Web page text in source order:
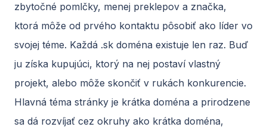
zbytočné pomlčky, menej preklepov a značka,
ktorá môže od prvého kontaktu pôsobiť ako líder vo
svojej téme. Každá .sk doména existuje len raz. Buď
ju získa kupujúci, ktorý na nej postaví vlastný
projekt, alebo môže skončiť v rukách konkurencie.
Hlavná téma stránky je krátka doména a prirodzene
sa dá rozvíjať cez okruhy ako krátka doména,